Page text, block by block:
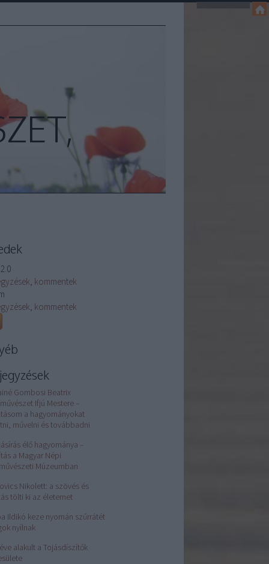
, kommentek
, kommentek
Gombosi Beatrix
Ifjú Mestere –
a hagyományokat
művelni és továbbadni
élő hagyománya –
a Magyar Népi
Múzeumban
Nikolett: a szövés és
tölti ki az életemet
Ildikó keze nyomán szűrrátét
nyílnak
alakult a Tojásdíszítők